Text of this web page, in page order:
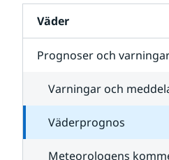
Väder
Prognoser och
Varningar och
Väderprognos
Meteorologens